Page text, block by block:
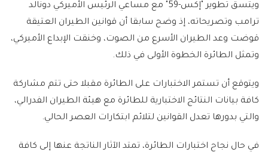
ويتسق تطوير "إكس-59" مع مساعي الرئيس الأميركي دونالد
ترامب وتصريحاته، إذ وضح سابقا أن قوانين الطيران العتيقة
قوضت وعد الطيران الأسرع من الصوت، وخنقت الإبداع الأميركي،
وتمثل الطائرة الخطوة الأولى في ذلك.
ويتوقع أن تستمر الاختبارات على الطائرة مقبلا حتى تتم مشاركة
كافة بيانات النتائج الاختبارية للطائرة مع هيئة الطيران الفدرالي،
والتي بدورها تعدل القوانين لتلائم ابتكارات العصر الحالي.
في حال نجاح اختبارات الطائرة، تمتد الآثار الناتجة عنها إلى كافة